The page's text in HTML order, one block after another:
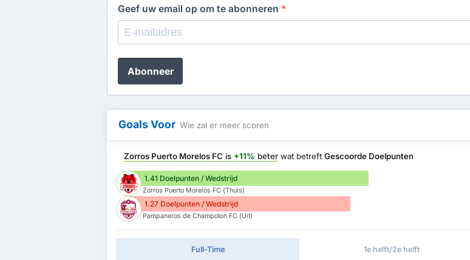
Geef uw email op om te abonneren *
Abonneer
Goals Voor Wie zal er meer scoren
Zorros Puerto Morelos FC is +11% beter wat betreftGescoorde Doelpunten
1.41 Doelpunten / Wedstrijd
Zorros Puerto Morelos FC (Thuis)
1.27 Doelpunten / Wedstrijd
Pampaneros de Champoton FC (Uit)
Full-Time 1e helft/2e helft